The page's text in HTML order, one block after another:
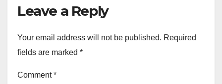
Leave a Reply
Your email address will not be published. Required
fields are marked *
Comment*